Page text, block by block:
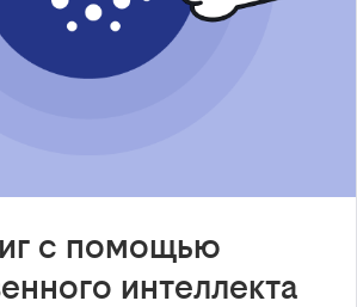
с помощью
интеллекта